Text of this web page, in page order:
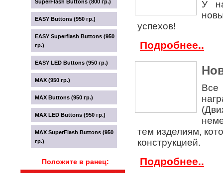
SuperFlash Buttons (800 гр.)
EASY Buttons (950 гр.)
EASY Superflash Buttons (950
гр.)
EASY LED Buttons (950 гр.)
MAX (950 гр.)
MAX Buttons (950 гр.)
MAX LED Buttons (950 гр.)
MAX SuperFlash Buttons (950
гр.)
Положите в ранец:
У
успехов!
Подробнее..
Все
тем изделиям,
конструкцией.
Подробнее..